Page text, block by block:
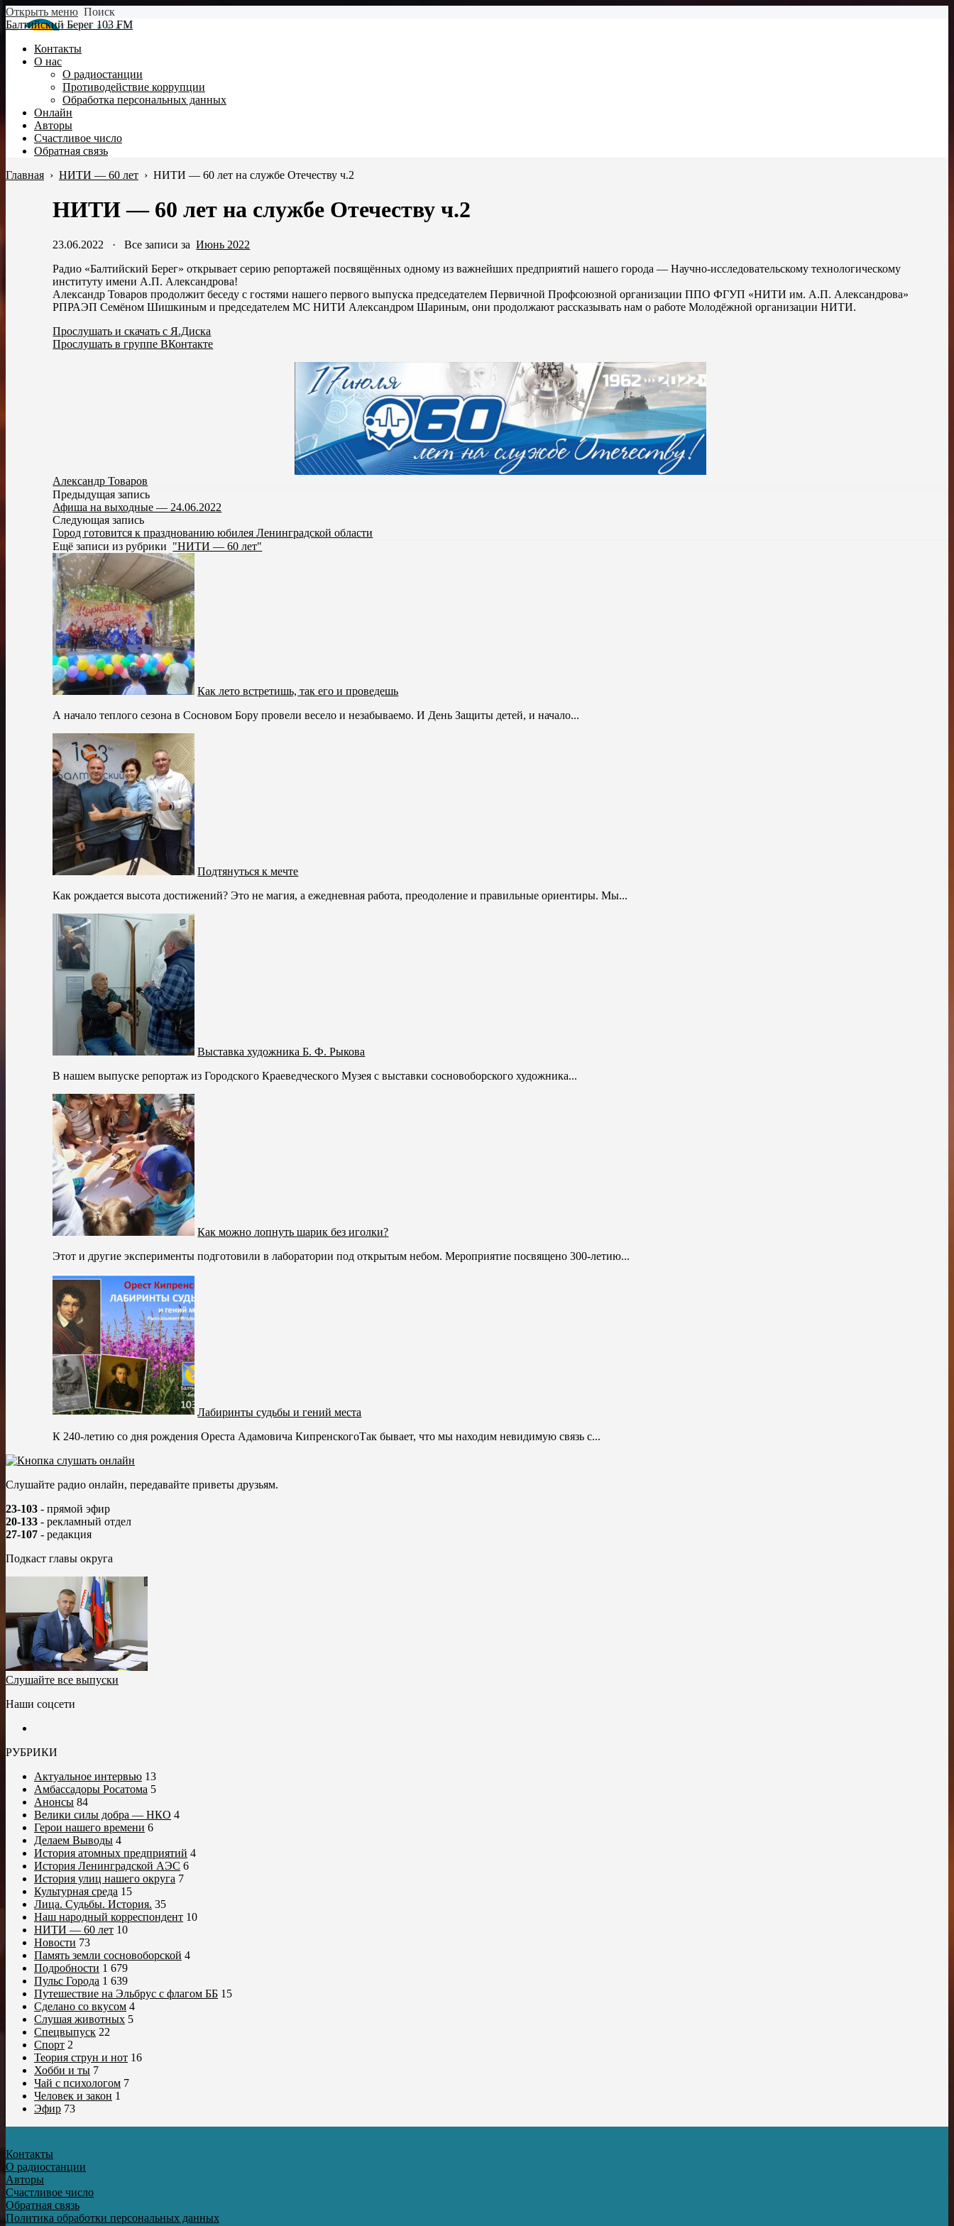
Открыть меню Поиск
Балтийский Берег 103 FM
Контакты
О нас
О радиостанции
Противодействие коррупции
Обработка персональных данных
Онлайн
Авторы
Счастливое число
Обратная связь
Главная › НИТИ — 60 лет › НИТИ — 60 лет на службе Отечеству ч.2
НИТИ — 60 лет на службе Отечеству ч.2
23.06.2022 ·Все записи заИюнь 2022
Радио «Балтийский Берег» открывает серию репортажей посвящённых одному из важнейших предприятий нашего города — Научно-исследовательскому технологическому
институту имени А.П. Александрова!
Александр Товаров продолжит беседу с гостями нашего первого выпуска председателем Первичной Профсоюзной организации ППО ФГУП «НИТИ им. А.П. Александрова»
РПРАЭП Семёном Шишкиным и председателем МС НИТИ Александром Шариным, они продолжают рассказывать нам о работе Молодёжной организации НИТИ.
Прослушать и скачать с Я.Диска
Прослушать в группе ВКонтакте
Александр Товаров
Предыдущая запись
Афиша на выходные — 24.06.2022
Следующая запись
Город готовится к празднованию юбилея Ленинградской области
Ещё записи из рубрики "НИТИ — 60 лет"
Как лето встретишь, так его и проведешь
А начало теплого сезона в Сосновом Бору провели весело и незабываемо. И День Защиты детей, и начало...
Подтянуться к мечте
Как рождается высота достижений? Это не магия, а ежедневная работа, преодоление и правильные ориентиры. Мы...
Выставка художника Б. Ф. Рыкова
В нашем выпуске репортаж из Городского Краеведческого Музея с выставки сосновоборского художника...
Как можно лопнуть шарик без иголки?
Этот и другие эксперименты подготовили в лаборатории под открытым небом. Мероприятие посвящено 300-летию...
Лабиринты судьбы и гений места
К 240-летию со дня рождения Ореста Адамовича КипренскогоТак бывает, что мы находим невидимую связь с...
Слушайте радио онлайн, передавайте приветы друзьям.
23-103 - прямой эфир
20-133 - рекламный отдел
27-107 - редакция
Подкаст главы округа
Слушайте все выпуски
Наши соцсети
РУБРИКИ
Актуальное интервью 13
Амбассадоры Росатома 5
Анонсы 84
Велики силы добра — НКО 4
Герои нашего времени 6
Делаем Выводы 4
История атомных предприятий 4
История Ленинградской АЭС 6
История улиц нашего округа 7
Культурная среда 15
Лица. Судьбы. История. 35
Наш народный корреспондент 10
НИТИ — 60 лет 10
Новости 73
Память земли сосновоборской 4
Подробности 1 679
Пульс Города 1 639
Путешествие на Эльбрус с флагом ББ 15
Сделано со вкусом 4
Слушая животных 5
Спецвыпуск 22
Спорт 2
Теория струн и нот 16
Хобби и ты 7
Чай с психологом 7
Человек и закон 1
Эфир 73
Контакты
О радиостанции
Авторы
Счастливое число
Обратная связь
Политика обработки персональных данных